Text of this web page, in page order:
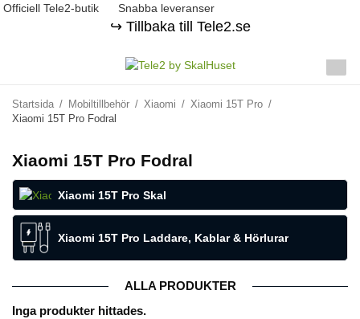
Officiell Tele2-butik Snabba leveranser
↪️ Tillbaka till Tele2.se
Startsida / Mobiltillbehör / Xiaomi / Xiaomi 15T Pro /
Xiaomi 15T Pro Fodral
Xiaomi 15T Pro Fodral
Xiaomi 15T Pro Skal
Xiaomi 15T Pro Laddare, Kablar & Hörlurar
ALLA PRODUKTER
Inga produkter hittades.